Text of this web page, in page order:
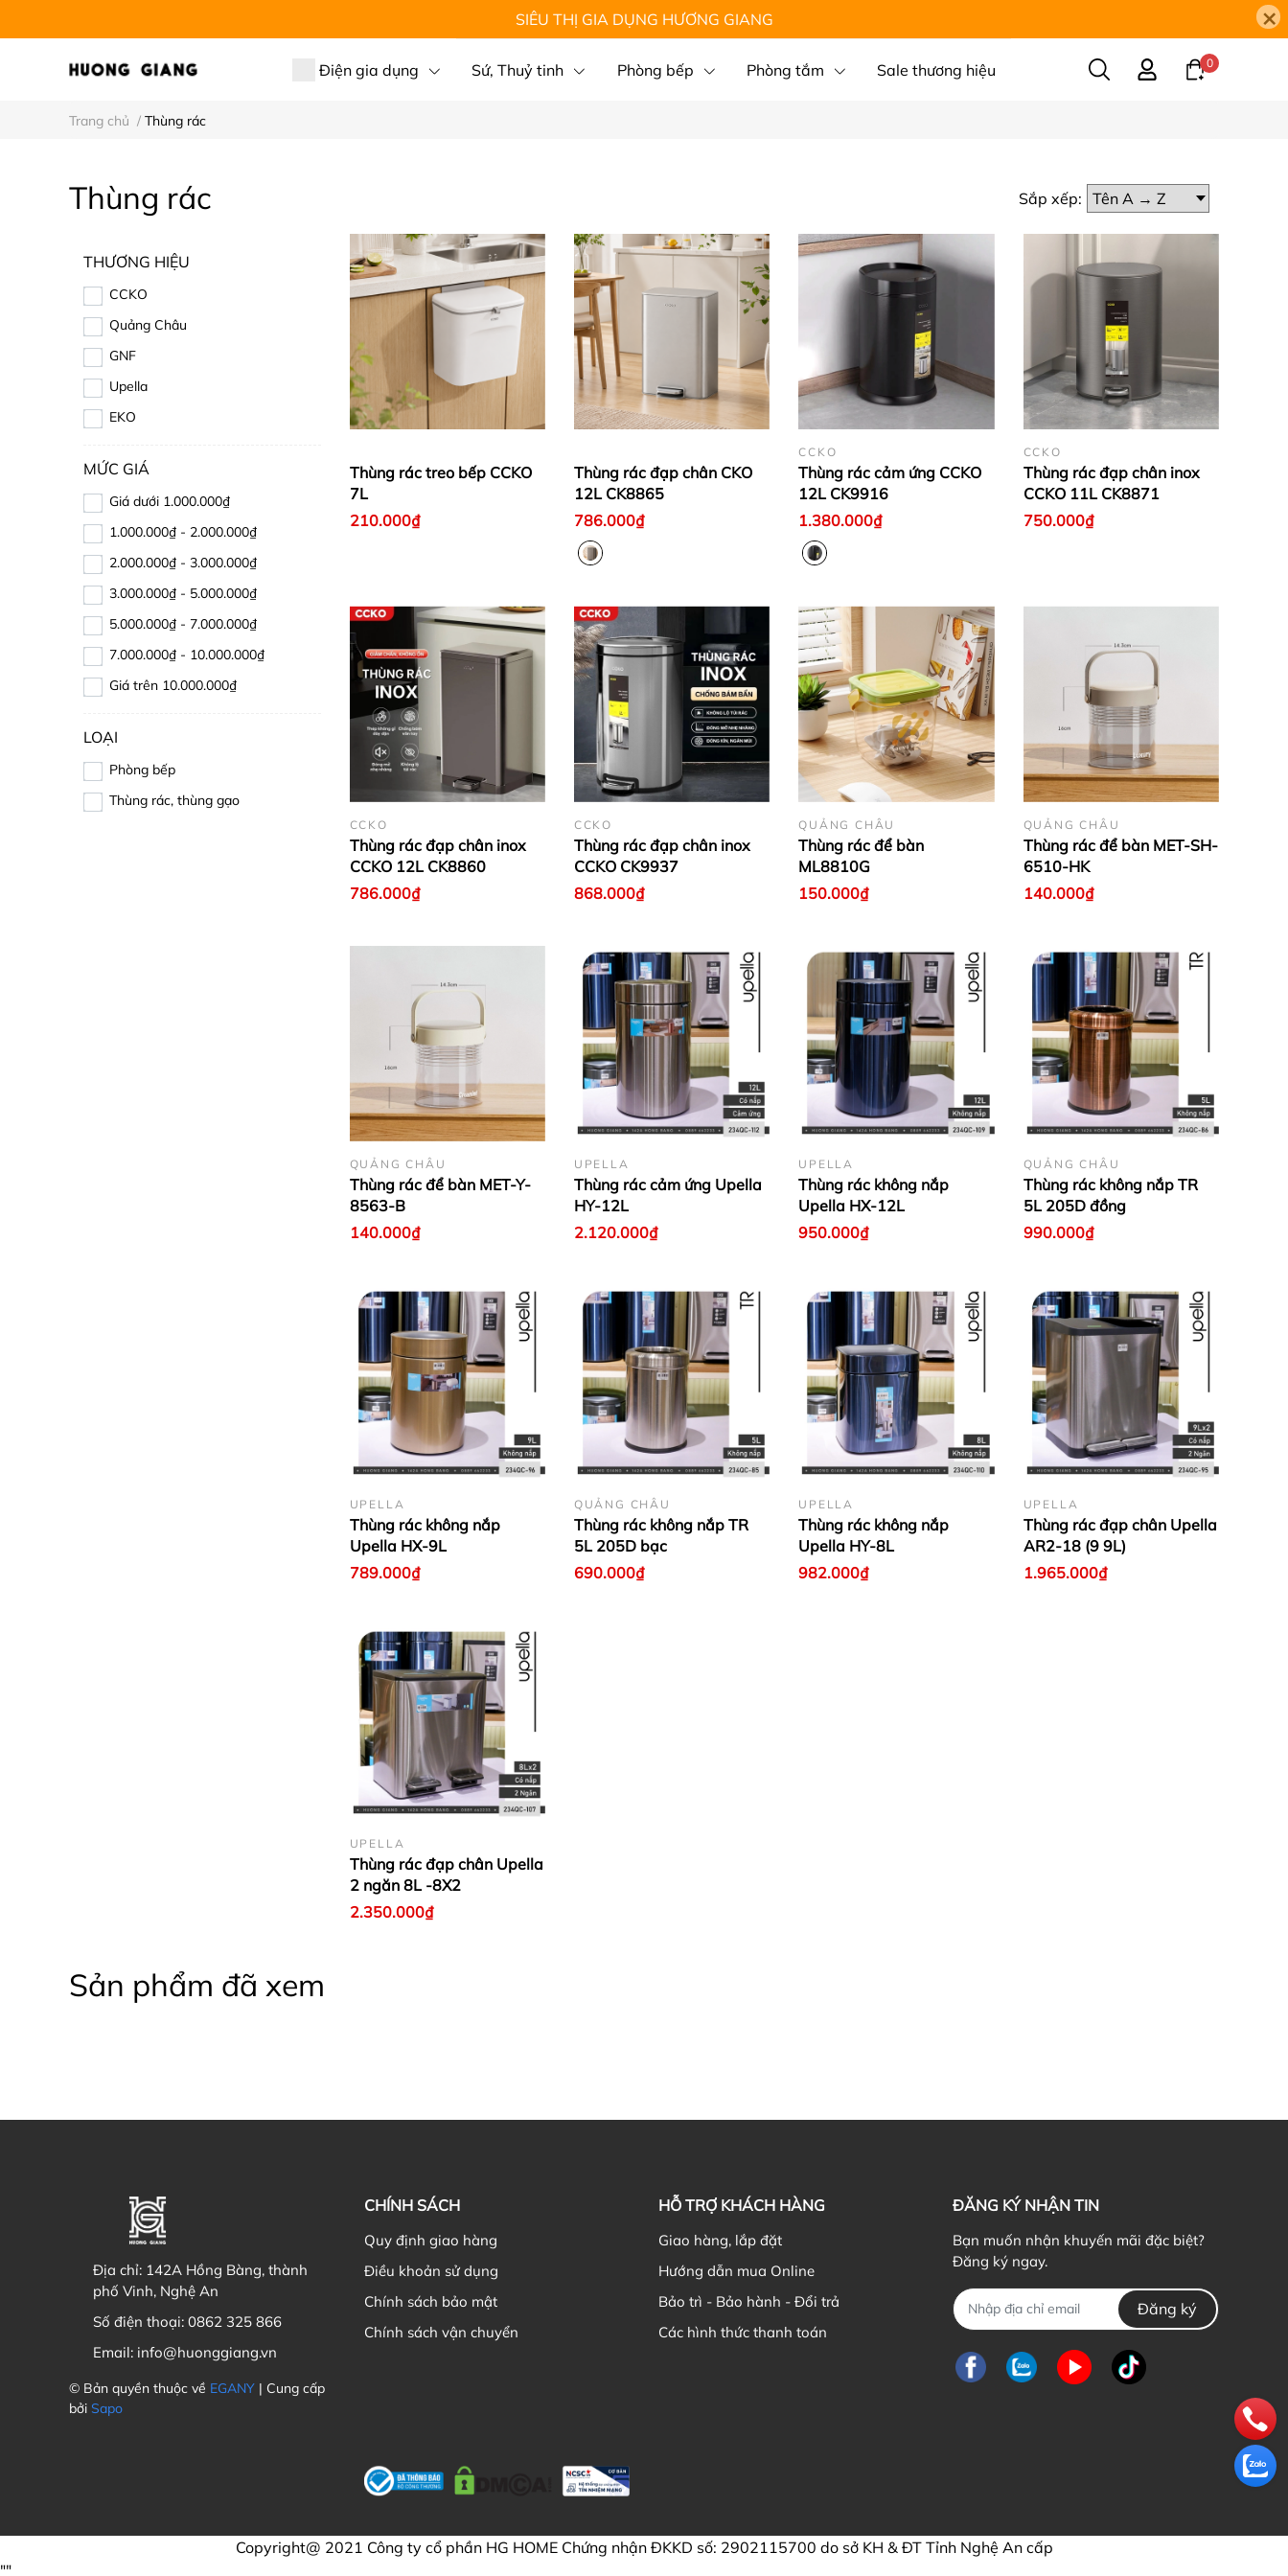
SIÊU THỊ GIA DỤNG HƯƠNG GIANG ×
Điện gia dụng Sứ, Thuỷ tinh Phòng bếp Phòng tắm Sale thương hiệu 0
Trang chủ / Thùng rác
Thùng rác Sắp xếp:
THƯƠNG HIỆU
CCKO
Quảng Châu
GNF
Upella
EKO
MỨC GIÁ
Giá dưới 1.000.000₫
1.000.000₫ - 2.000.000₫
2.000.000₫ - 3.000.000₫
3.000.000₫ - 5.000.000₫
5.000.000₫ - 7.000.000₫
7.000.000₫ - 10.000.000₫
Giá trên 10.000.000₫
LOẠI
Phòng bếp
Thùng rác, thùng gạo
Thùng rác treo bếp CCKO
7L
210.000₫
Thùng rác đạp chân CKO
12L CK8865
786.000₫
CCKO
Thùng rác cảm ứng CCKO
12L CK9916
1.380.000₫
CCKO
Thùng rác đạp chân inox
CCKO 11L CK8871
750.000₫
CCKO
Thùng rác đạp chân inox
CCKO 12L CK8860
786.000₫
CCKO
Thùng rác đạp chân inox
CCKO CK9937
868.000₫
QUẢNG CHÂU
Thùng rác để bàn
ML8810G
150.000₫
QUẢNG CHÂU
Thùng rác để bàn MET-SH-
6510-HK
140.000₫
QUẢNG CHÂU
Thùng rác để bàn MET-Y-
8563-B
140.000₫
UPELLA
Thùng rác cảm ứng Upella
HY-12L
2.120.000₫
UPELLA
Thùng rác không nắp
Upella HX-12L
950.000₫
QUẢNG CHÂU
Thùng rác không nắp TR
5L 205D đồng
990.000₫
UPELLA
Thùng rác không nắp
Upella HX-9L
789.000₫
QUẢNG CHÂU
Thùng rác không nắp TR
5L 205D bạc
690.000₫
UPELLA
Thùng rác không nắp
Upella HY-8L
982.000₫
UPELLA
Thùng rác đạp chân Upella
AR2-18 (9 9L)
1.965.000₫
UPELLA
Thùng rác đạp chân Upella
2 ngăn 8L -8X2
2.350.000₫
Sản phẩm đã xem
Địa chỉ: 142A Hồng Bàng, thành
phố Vinh, Nghệ An
Số điện thoại: 0862 325 866
Email: info@huonggiang.vn
© Bản quyền thuộc về EGANY | Cung cấp
bởi Sapo
CHÍNH SÁCH
Quy định giao hàng
Điều khoản sử dụng
Chính sách bảo mật
Chính sách vận chuyển
HỖ TRỢ KHÁCH HÀNG
Giao hàng, lắp đặt
Hướng dẫn mua Online
Bảo trì - Bảo hành - Đổi trả
Các hình thức thanh toán
ĐĂNG KÝ NHẬN TIN
Bạn muốn nhận khuyến mãi đặc biệt?
Đăng ký ngay.
Đăng ký
Copyright@ 2021 Công ty cổ phần HG HOME Chứng nhận ĐKKD số: 2902115700 do sở KH & ĐT Tỉnh Nghệ An cấp
""